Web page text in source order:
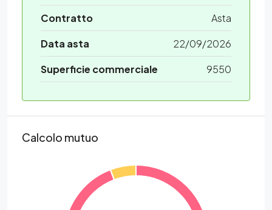
Contratto
Asta
Data asta
22/09/2026
Superficie commerciale
9550
Calcolo mutuo